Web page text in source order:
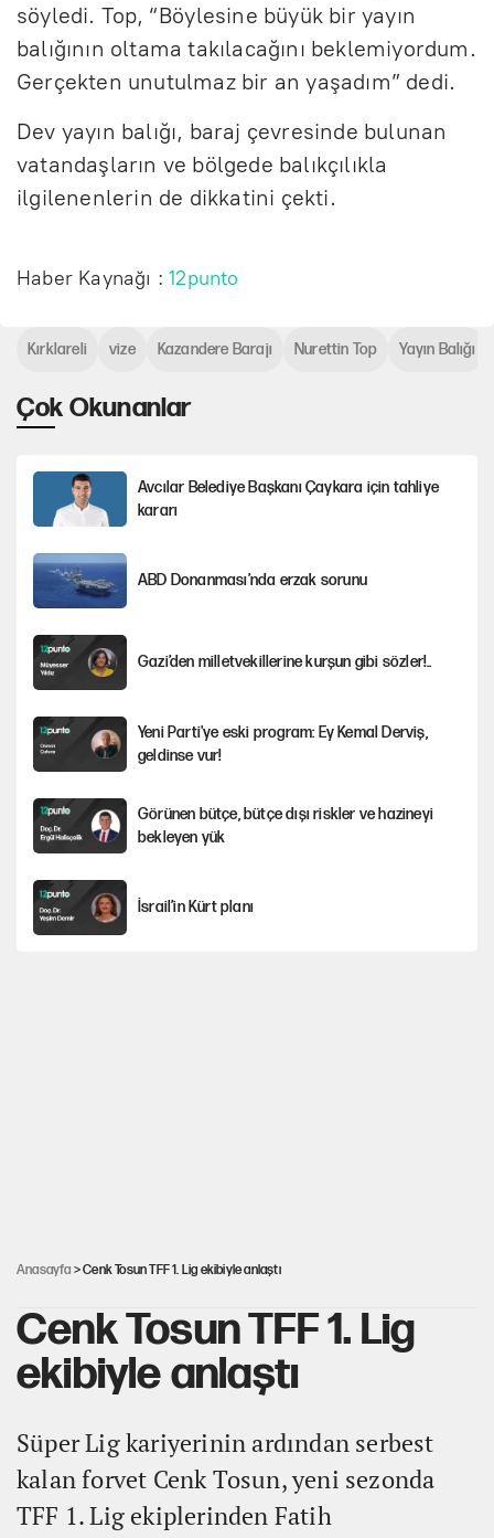
söyledi. Top, “Böylesine büyük bir yayın
balığının oltama takılacağını beklemiyordum.
Gerçekten unutulmaz bir an yaşadım” dedi.
Dev yayın balığı, baraj çevresinde bulunan
vatandaşların ve bölgede balıkçılıkla
ilgilenenlerin de dikkatini çekti.
Haber Kaynağı :12punto
Çok Okunanlar
Avcılar Belediye Başkanı Çaykara için tahliye
kararı
ABD Donanması’nda erzak sorunu
Gazi’den milletvekillerine kurşun gibi sözler!..
Yeni Parti'ye eski program: Ey Kemal Derviş,
geldinse vur!
Görünen bütçe, bütçe dışı riskler ve hazineyi
bekleyen yük
İsrail’in Kürt planı
Kırklareli vize Kazandere Barajı Nurettin Top Yayın Balığı
Anasayfa > Cenk Tosun TFF 1. Lig ekibiyle anlaştı
Cenk Tosun TFF 1. Lig
ekibiyle anlaştı
Süper Lig kariyerinin ardından serbest
kalan forvet Cenk Tosun, yeni sezonda
TFF 1. Lig ekiplerinden Fatih